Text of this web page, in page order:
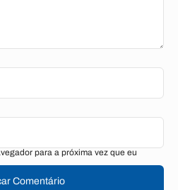
para a próxima vez que eu
Comentário